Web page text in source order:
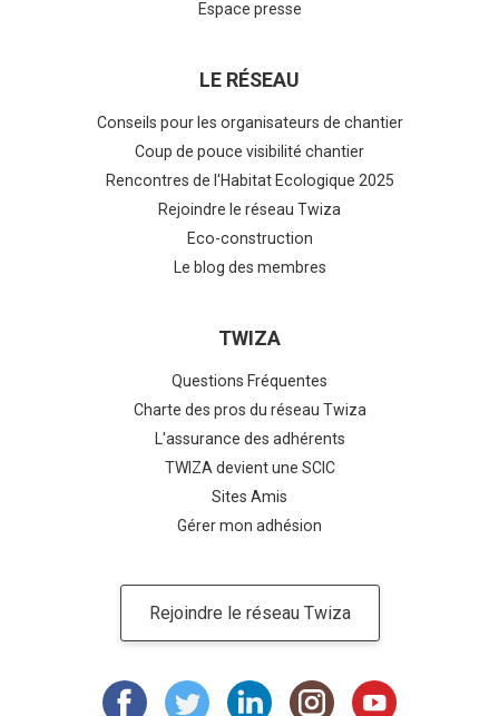
Espace presse
LE RÉSEAU
Conseils pour les organisateurs de chantier
Coup de pouce visibilité chantier
Rencontres de l'Habitat Ecologique 2025
Rejoindre le réseau Twiza
Eco-construction
Le blog des membres
TWIZA
Questions Fréquentes
Charte des pros du réseau Twiza
L'assurance des adhérents
TWIZA devient une SCIC
Sites Amis
Gérer mon adhésion
Rejoindre le réseau Twiza